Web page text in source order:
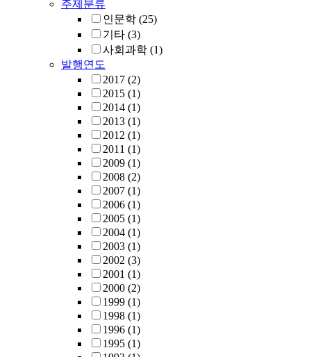
주제분류
인문학 (25)
기타 (3)
사회과학 (1)
발행연도
2017 (2)
2015 (1)
2014 (1)
2013 (1)
2012 (1)
2011 (1)
2009 (1)
2008 (2)
2007 (1)
2006 (1)
2005 (1)
2004 (1)
2003 (1)
2002 (3)
2001 (1)
2000 (2)
1999 (1)
1998 (1)
1996 (1)
1995 (1)